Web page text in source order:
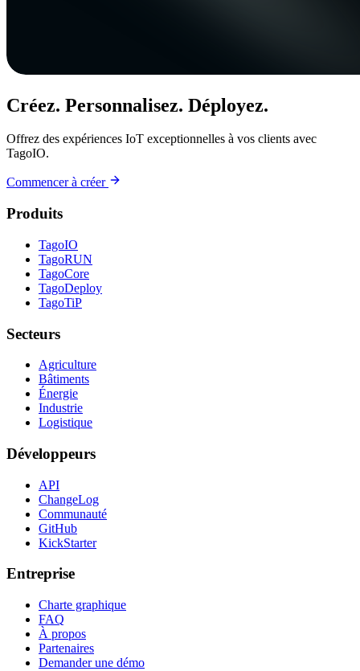
Créez. Personnalisez. Déployez.
Offrez des expériences IoT exceptionnelles à vos clients avec
TagoIO.
Commencer à créer
Produits
TagoIO
TagoRUN
TagoCore
TagoDeploy
TagoTiP
Secteurs
Agriculture
Bâtiments
Énergie
Industrie
Logistique
Développeurs
API
ChangeLog
Communauté
GitHub
KickStarter
Entreprise
Charte graphique
FAQ
À propos
Partenaires
Demander une démo